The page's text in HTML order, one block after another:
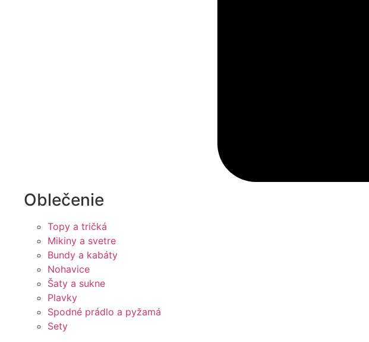
Oblečenie
Topy a tričká
Mikiny a svetre
Bundy a kabáty
Nohavice
Šaty a sukne
Plavky
Spodné prádlo a pyžamá
Sety